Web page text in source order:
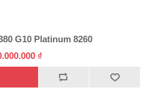
G10 Platinum 8260
₫